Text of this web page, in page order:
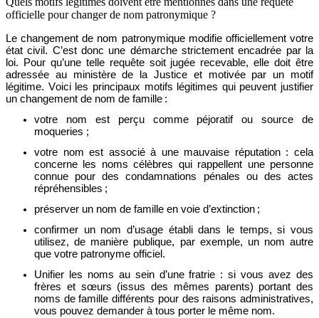
officielle pour changer de nom patronymique ?
Le changement de nom patronymiquemodifie officiellement votre
état civil . C’est donc une démarchestrictementencadrée par la
loi. Pour qu’unetelle requête soitjugée recevable, elle doit être
adressée au ministèrede la Justice et motivée par un motif
légitime. Voici les principaux motifs légitimes qui peuvent justifier
un changement de nom de famille :
votre nom est perçu comme péjoratif ou source de
moqueries ;
votre nom est associé à une mauvaise réputation : cela
concerne les noms célèbres qui rappellent unepersonne
connue pour des condamnations pénales ou desactes
répréhensibles ;
préserver un nom de famil le en voie d’extinction ;
confirmer un nom d’usage établi dans le temps,si vous
utilisez, de manière publique, parexemple, un nom autre
que votre patronyme officiel .
Unifier les noms au sein d’une fratrie : si vous avez des
frères et sœurs (issus des mêmes parents) portant des
noms de famille différents pour des raisons administratives,
vous pouvez demander àtous porter le même nom.